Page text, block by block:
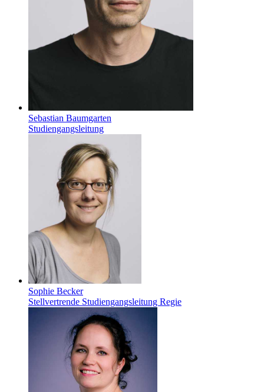
Sebastian Baumgarten
Studiengangsleitung
Sophie Becker
Stellvertrende Studiengangsleitung Regie